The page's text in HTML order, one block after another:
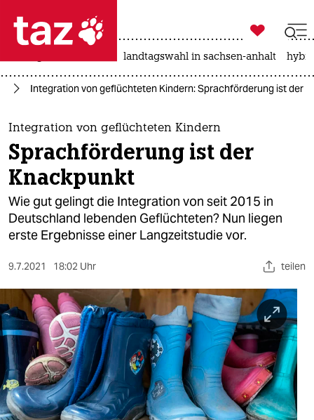
 taz zahl ich
taz zahl ich
themen
politik
öko
gesellschaft
sport
berlin
nord
wahrheit
verlag

taz zahl ich
landtagswahl in sachsen-anhalt
Integration von geflüchteten Kindern: Sprachförderung ist der
Integration von geflüchteten Kindern
Sprachförderung ist der
Knackpunkt
Wie gut gelingt die Integration von seit 2015 in
Deutschland lebenden Geflüchteten? Nun liegen
erste Ergebnisse einer Langzeitstudie vor.
9.7.2021 18:02 Uhr teilen